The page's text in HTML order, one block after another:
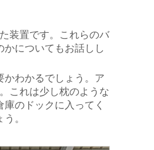
装置です。これらのバ
についてもお話しし
かわかるでしょう。ア
これは少し枕のような
のドックに入ってく
。